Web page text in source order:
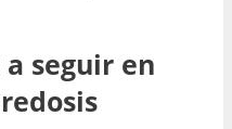
seguir en